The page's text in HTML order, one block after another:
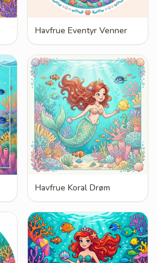
Havfrue Eventyr Venner
Havfrue Koral Drøm